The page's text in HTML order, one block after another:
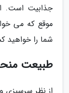
جذابیت است.
موقع که می
شما را خواهید
طبیعت